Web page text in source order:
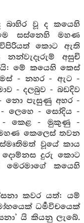
වූ ද කයෙහි
සස්නෙහි මහණ
කොට ඇති
අසුචි
මේ කයෙහි කෙස්
- නහර - ඇට -
- දලබුව - බඩදිව
නො පැසුණු අහර -
ලෙහෙ - සෝදිය -
- කෙළ - මුකුණු -
කෙලෙස් තවන
වූයේ කාය
දොම්නස දුරු කොට
කයෙහි
කවර යත්: යම්
ධර්‍මවිචයෙක්
යි කියනු ලැබේ.